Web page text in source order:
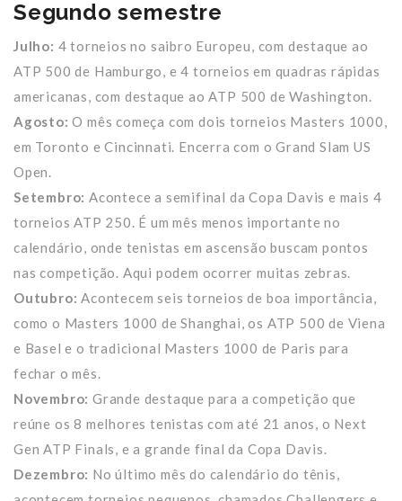
Segundo semestre
Julho: 4 torneios no saibro Europeu, com destaque ao
ATP 500 de Hamburgo, e 4 torneios em quadras rápidas
americanas, com destaque ao ATP 500 de Washington.
Agosto: O mês começa com dois torneios Masters 1000,
em Toronto e Cincinnati. Encerra com o Grand Slam US
Open.
Setembro: Acontece a semifinal da Copa Davis e mais 4
torneios ATP 250. É um mês menos importante no
calendário, onde tenistas em ascensão buscam pontos
nas competição. Aqui podem ocorrer muitas zebras.
Outubro: Acontecem seis torneios de boa importância,
como o Masters 1000 de Shanghai, os ATP 500 de Viena
e Basel e o tradicional Masters 1000 de Paris para
fechar o mês.
Novembro: Grande destaque para a competição que
reúne os 8 melhores tenistas com até 21 anos, o Next
Gen ATP Finals, e a grande final da Copa Davis.
Dezembro: No último mês do calendário do tênis,